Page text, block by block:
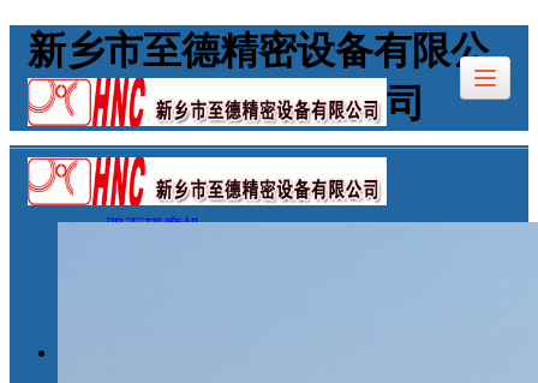
新乡市至德精密设备有限公
司
首页
产品展示
双面研磨机